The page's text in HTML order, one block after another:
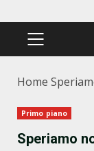
PRIMÄRES
Home
Primo piano
Speriamo